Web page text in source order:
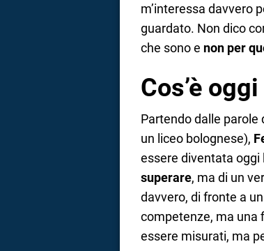
m’interessa davvero
guardato. Non dico
che sono e non per
Cos’è
Partendo dalle
un liceo bolognese),
essere diventata
superare, ma di un
davvero, di fronte a
competenze, ma una
essere misurati, ma